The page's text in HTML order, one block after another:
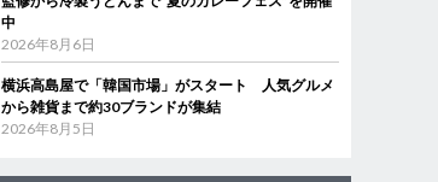
中
2026年8月6日
横浜高島屋で「韓国市場」がスタート 人気グルメ
から雑貨まで約30ブランドが集結
2026年8月5日